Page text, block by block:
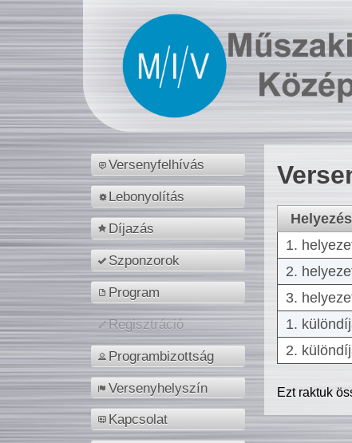
Versenyfelhívás
Lebonyolítás
Díjazás
Szponzorok
Program
Regisztráció
Programbizottság
Versenyhelyszín
Kapcsolat
1.
2.
3.
1.
2.
Ezt raktuk